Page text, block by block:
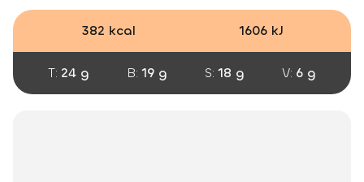
382 kcal 1606 kJ
T: 24 g B: 19 g S: 18 g V: 6 g